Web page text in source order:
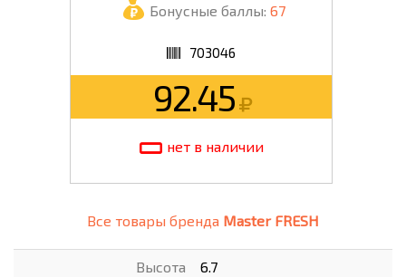
Бонусные баллы: 67
703046
92.45
нет в наличии
Все товары бренда Master FRESH
Высота 6.7